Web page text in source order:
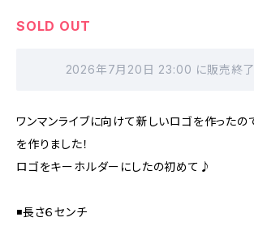
SOLD OUT
2026年7月20日 23:00 に販売終了
ワンマンライブに向けて新しいロゴを作ったの
を作りました！
ロゴをキーホルダーにしたの初めて♪
◾️長さ６センチ